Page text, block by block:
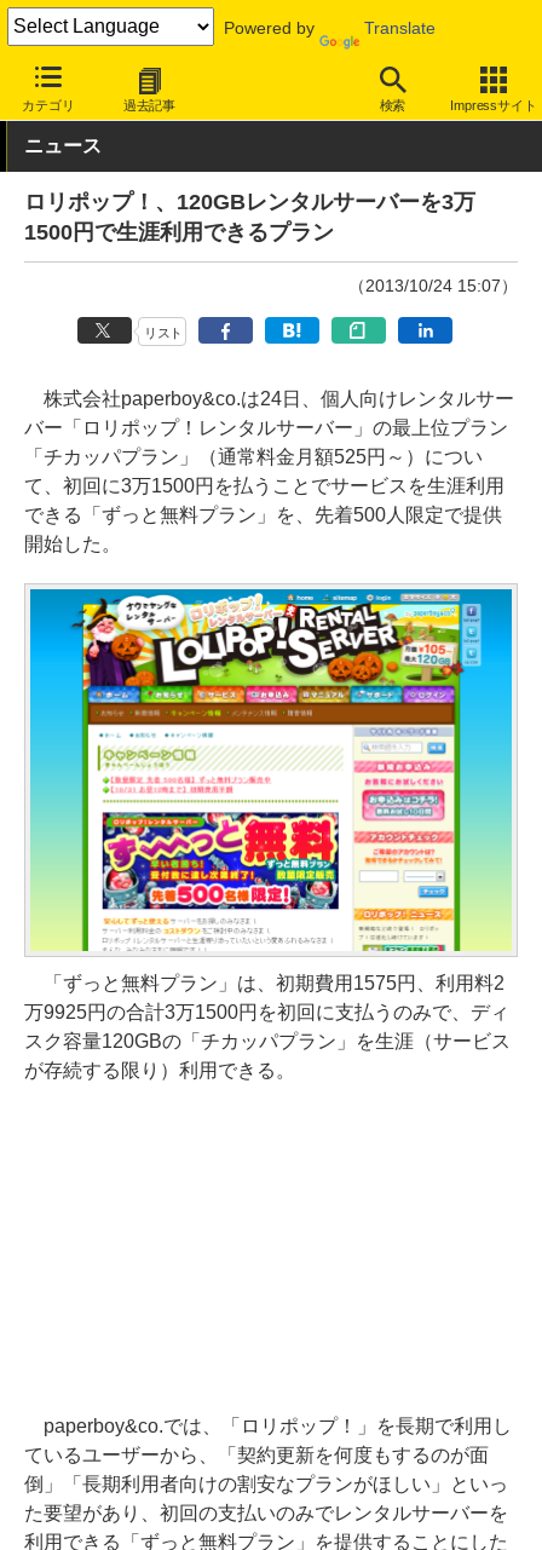
Powered by Translate
カテゴリ 過去記事 検索 Impressサイト
INTERNET Watch サービス/ソフト サービス レンタルサーバ
ニュース
ロリポップ！、120GBレンタルサーバーを3万
1500円で生涯利用できるプラン
（2013/10/24 15:07）
リスト
株式会社paperboy&co.は24日、個人向けレンタルサー
バー「ロリポップ！レンタルサーバー」の最上位プラン
「チカッパプラン」（通常料金月額525円～）につい
て、初回に3万1500円を払うことでサービスを生涯利用
できる「ずっと無料プラン」を、先着500人限定で提供
開始した。
「ずっと無料プラン」は、初期費用1575円、利用料2
万9925円の合計3万1500円を初回に支払うのみで、ディ
スク容量120GBの「チカッパプラン」を生涯（サービス
が存続する限り）利用できる。
paperboy&co.では、「ロリポップ！」を長期で利用し
ているユーザーから、「契約更新を何度もするのが面
倒」「長期利用者向けの割安なプランがほしい」といっ
た要望があり、初回の支払いのみでレンタルサーバーを
利用できる「ずっと無料プラン」を提供することにした